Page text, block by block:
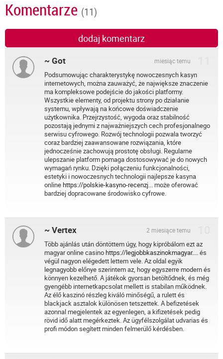
Komentarze (11)
dodaj komentarz
~ Got miesiąc temu
Podsumowując charakterystykę nowoczesnych kasyn
internetowych, można zauważyć, że największe znaczenie
ma kompleksowe podejście do jakości platformy.
Wszystkie elementy, od projektu strony po działanie
systemu, wpływają na końcowe doświadczenie
użytkownika. Przejrzystość, wygoda oraz stabilność
pozostają jednymi z najważniejszych cech profesjonalnego
serwisu cyfrowego. Rozwój technologii pozwala tworzyć
coraz bardziej zaawansowane rozwiązania, które
jednocześnie zachowują prostotę obsługi. Regularne
ulepszanie platform pomaga dostosowywać je do nowych
wymagań rynku. Dzięki połączeniu funkcjonalności,
estetyki i nowoczesnych technologii najlepsze kasyna
onlinehttps://polskie-kasyno-recenzj...może oferować
bardziej dopracowane środowisko cyfrowe.
~ Vertex 2 miesiące temu
Több ajánlás után döntöttem úgy, hogy kipróbálom ezt az
magyar online casinohttps://legjobbkaszinokmagyar....és
végül nagyon elégedett lettem vele. Az oldal egyik
legnagyobb előnye szerintem az, hogy egyszerre modern és
könnyen kezelhető. A játékok gyorsan betöltődnek, és még
gyengébb internetkapcsolat mellett is stabilan működnek.
Az élő kaszinó részleg kiváló minőségű, a rulett és
blackjack asztalok különösen tetszettek. A befizetések
azonnal megjelentek az egyenlegen, a kifizetések pedig
rövid idő alatt megérkeztek. Az ügyfélszolgálat udvarias és
profi módon segített minden felmerülő kérdésben.